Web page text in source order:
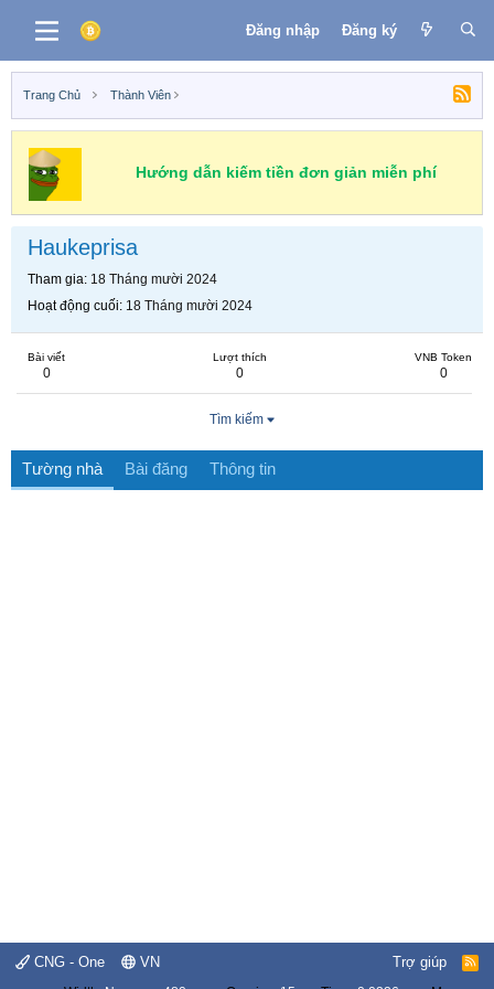
Đăng nhập Đăng ký
Trang Chủ Thành Viên
Hướng dẫn kiếm tiền đơn giản miễn phí
Haukeprisa
Tham gia 18 Tháng mười 2024
Hoạt động cuối 18 Tháng mười 2024
Bài viết
0
Lượt thích
0
VNB Token
0
Tìm kiếm
Tường nhà Bài đăng Thông tin
CNG - One VN Trợ giúp
R